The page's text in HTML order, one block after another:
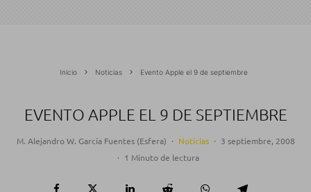
Inicio Noticias Evento Apple el 9 de septiembre
EVENTO APPLE EL 9 DE SEPTIEMBRE
M. Alejandro W. García Fuentes (Esfera) · Noticias · 3 septiembre, 2008
· 1 Minuto de lectura